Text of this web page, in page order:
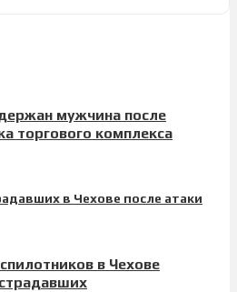
мужчина после
торгового комплекса
в Чехове